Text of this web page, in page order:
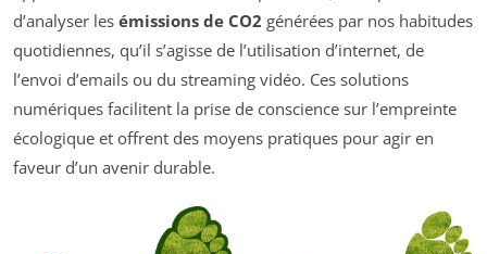
d’analyser les émissions de CO2 générées par nos habitudes
quotidiennes, qu’il s’agisse de l’utilisation d’internet, de
l’envoi d’emails ou du streaming vidéo. Ces solutions
numériques facilitent la prise de conscience sur l’empreinte
écologique et offrent des moyens pratiques pour agir en
faveur d’un avenir durable.